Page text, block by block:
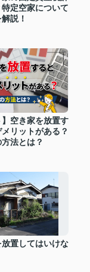
定空家について
説！
】空き家を放置す
リットがある？
法とは？
置してはいけな